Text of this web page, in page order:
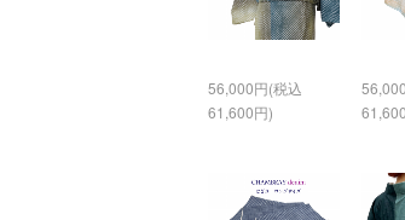
56,000円(税込
61,600円)